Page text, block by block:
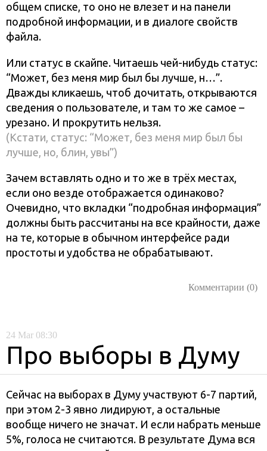
общем списке, то оно не влезет и на панели
подробной информации, и в диалоге свойств
файла.
Или статус в скайпе. Читаешь чей-нибудь статус:
“Может, без меня мир был бы лучше, н…”.
Дважды кликаешь, чтоб дочитать, открываются
сведения о пользователе, и там то же самое –
урезано. И прокрутить нельзя.
(Кстати, статус: “Может, без меня мир был бы
лучше, но, блин, увы”)
Зачем вставлять одно и то же в трёх местах,
если оно везде отображается одинаково?
Очевидно, что вкладки “подробная информация”
должны быть рассчитаны на все крайности, даже
на те, которые в обычном интерфейсе ради
простоты и удобства не обрабатывают.
Комментарии (0)
24 Mar 08:30
Про выборы в Думу
Сейчас на выборах в Думу участвуют 6-7 партий,
при этом 2-3 явно лидируют, а остальные
вообще ничего не значат. И если набрать меньше
5%, голоса не считаются. В результате Дума вся